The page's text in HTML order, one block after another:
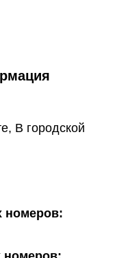
В городской
номеров: